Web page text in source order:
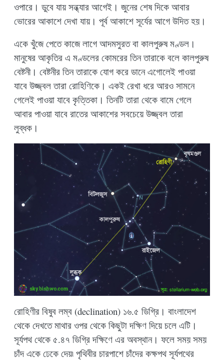
ওপারে। ডুবে যায় সন্ধ্যার আগেই। জুনের শেষ দিকে আবার
ভোরের আকাশে দেখা যায়। পূর্ব আকাশে সূর্যের আগে উদিত হয়।
একে খুঁজে পেতে কাজে লাগে আদমসুরত বা কালপুরুষ মণ্ডল।
মানুষের আকৃতির এ মণ্ডলের কোমরের তিন তারাকে বলে কালপুরুষ
বেষ্টনী। বেষ্টনীর তিন তারাকে যোগ করে ডানে এগোলেই পাওয়া
যাবে উজ্জ্বল তারা রোহিণিকে। একই রেখা ধরে আরও সামনে
গেলেই পাওয়া যাবে কৃত্তিকা। তিনটি তারা থেকে বামে গেলে
আবার পাওয়া যাবে রাতের আকাশের সবচেয়ে উজ্জ্বল তারা
লুব্ধক।
রোহিণীর বিষুব লম্ব (declination) ১৬.৫ ডিগ্রি। বাংলাদেশ
থেকে দেখতে মাথার ওপর থেকে কিছুটা দক্ষিণ দিয়ে চলে এটি।
সূর্যপথ থেকে ৫.৪৭ ডিগ্রি দক্ষিণে এর অবস্থান। ফলে সময় সময়
চাঁদ একে ঢেকে দেয়৷ পৃথিবীর চারপাশে চাঁদের কক্ষপথ সূর্যপথের